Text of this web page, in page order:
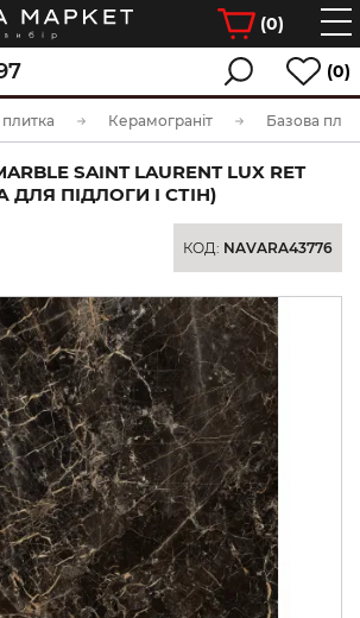
(0)
(0)
Керамограніт Базова
SAINT LAURENT LUX RET
ДЛЯ ПІДЛОГИ І СТІН)
КОД: NAVARA43776